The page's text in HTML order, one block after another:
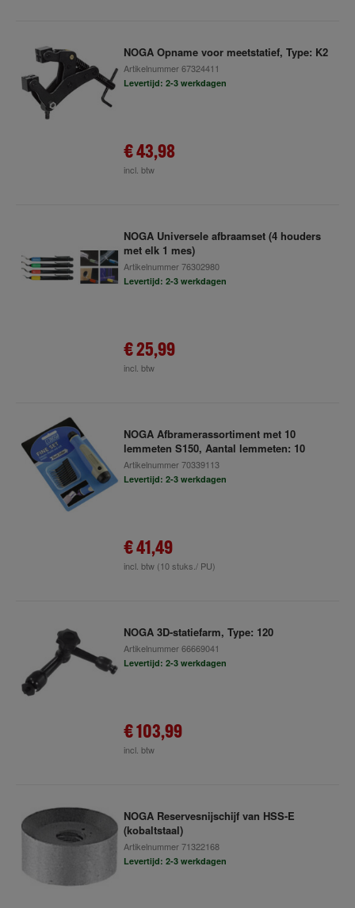
NOGA Opname voor meetstatief, Type: K2
Artikelnummer67324411
Levertijd: 2-3 werkdagen
€ 43,98
incl. btw
NOGA Universele afbraamset (4 houders
met elk 1 mes)
Artikelnummer76302980
Levertijd: 2-3 werkdagen
€ 25,99
incl. btw
NOGA Afbramerassortiment met 10
lemmeten S150, Aantal lemmeten: 10
Artikelnummer70339113
Levertijd: 2-3 werkdagen
€ 41,49
incl. btw (10 stuks./ PU)
NOGA 3D-statiefarm, Type: 120
Artikelnummer66669041
Levertijd: 2-3 werkdagen
€ 103,99
incl. btw
NOGA Reservesnijschijf van HSS-E
(kobaltstaal)
Artikelnummer71322168
Levertijd: 2-3 werkdagen